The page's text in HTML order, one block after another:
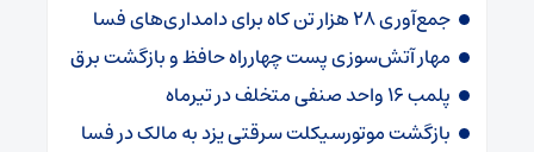
جمع‌آوری ۲۸ هزار تن کاه برای دامداری‌های فسا
مهار آتش‌سوزی پست چهارراه حافظ و بازگشت برق
پلمب ۱۶ واحد صنفی متخلف در تیرماه
بازگشت موتورسیکلت سرقتی یزد به مالک در فسا